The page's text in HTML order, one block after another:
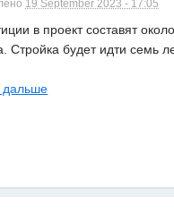
19 September 2023 - 17:05
в проект составят
Стройка будет идти семь
дальше